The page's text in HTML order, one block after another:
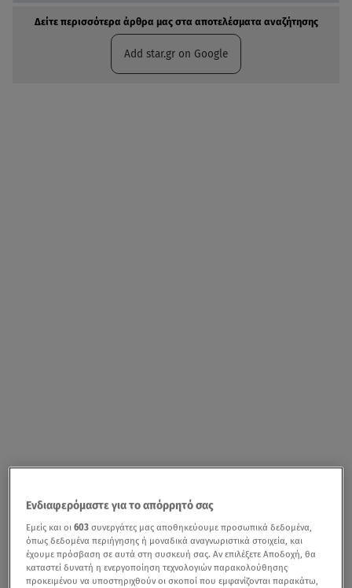
Δείτε περισσότερα άρθρα μας στα αποτελέσματα αναζήτησης
Add star.gr on Google
Ενδιαφερόμαστε για το απόρρητό σας
Εμείς και οι603 συνεργάτες μας αποθηκεύουμε προσωπικά δεδομένα,
όπως δεδομένα περιήγησης ή μοναδικά αναγνωριστικά στοιχεία, και
έχουμε πρόσβαση σε αυτά στη συσκευή σας. Αν επιλέξετε Αποδοχή, θα
καταστεί δυνατή η ενεργοποίηση τεχνολογιών παρακολούθησης
προκειμένου να υποστηριχθούν οι σκοποί που εμφανίζονται παρακάτω,